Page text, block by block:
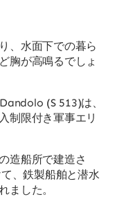
、水面下での暮ら
胸が高鳴るでしょ
(S 513)は、
制限付き軍事エリ
造船所で建造さ
、鉄製船舶と潜水
ました。